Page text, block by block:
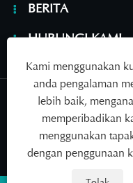
BERITA
HUBUNGI KAMI
Links Sitemap |
Hak Cipta © 2026
Development
Kami menggunakan
anda pengalaman
lebih baik,
memperibadikan
menggunakan
dengan penggunaan